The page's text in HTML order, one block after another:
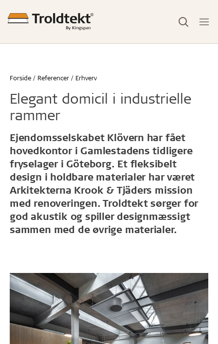
Forside Referencer Erhverv
Elegant domicil i industrielle
rammer
Ejendomsselskabet Klövern har fået
hovedkontor i Gamlestadens tidligere
fryselager i Göteborg. Et fleksibelt
design i holdbare materialer har været
Arkitekterna Krook & Tjäders mission
med renoveringen. Troldtekt sørger for
god akustik og spiller designmæssigt
sammen med de øvrige materialer.